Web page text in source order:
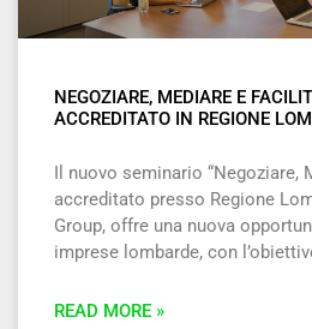
NEGOZIARE, MEDIARE E
ACCREDITATO IN REGIONE
Il nuovo seminario “Negoziare,
accreditato presso Regione
Group, offre una nuova
imprese lombarde, con
READ MORE »